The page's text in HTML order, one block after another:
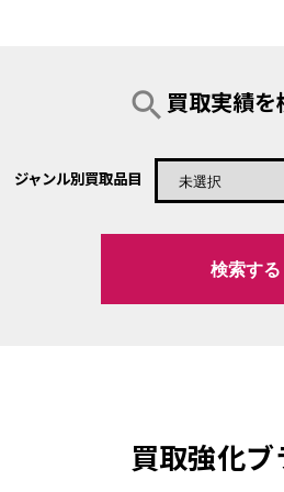
search買取実績を
ジャンル別買取品目
買取強化ブ